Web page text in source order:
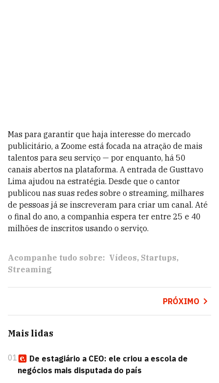
Mas para garantir que haja interesse do mercado
publicitário, a Zoome está focada na atração de mais
talentos para seu serviço — por enquanto, há 50
canais abertos na plataforma. A entrada de Gusttavo
Lima ajudou na estratégia. Desde que o cantor
publicou nas suas redes sobre o streaming, milhares
de pessoas já se inscreveram para criar um canal. Até
o final do ano, a companhia espera ter entre 25 e 40
milhões de inscritos usando o serviço.
Acompanhe tudo sobre: Vídeos Startups
Streaming
PRÓXIMO
Mais lidas
01
De estagiário a CEO: ele criou a escola de
negócios mais disputada do país